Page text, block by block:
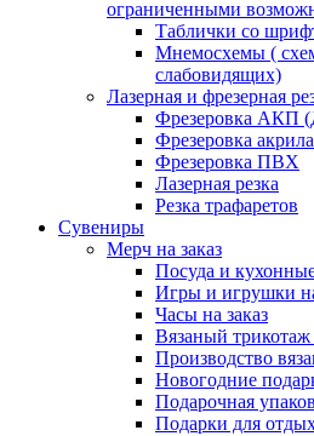
ограниченными
Таблички со
Мнемосхемы (
слабовидящих)
Лазерная и фрезерная
Фрезеровка АКП
Фрезеровка
Фрезеровка ПВХ
Лазерная резка
Резка трафаретов
Сувениры
Мерч на заказ
Посуда и
Игры и игрушки
Часы на заказ
Вязаный трикотаж
Производство
Новогодние
Подарочная
Подарки для